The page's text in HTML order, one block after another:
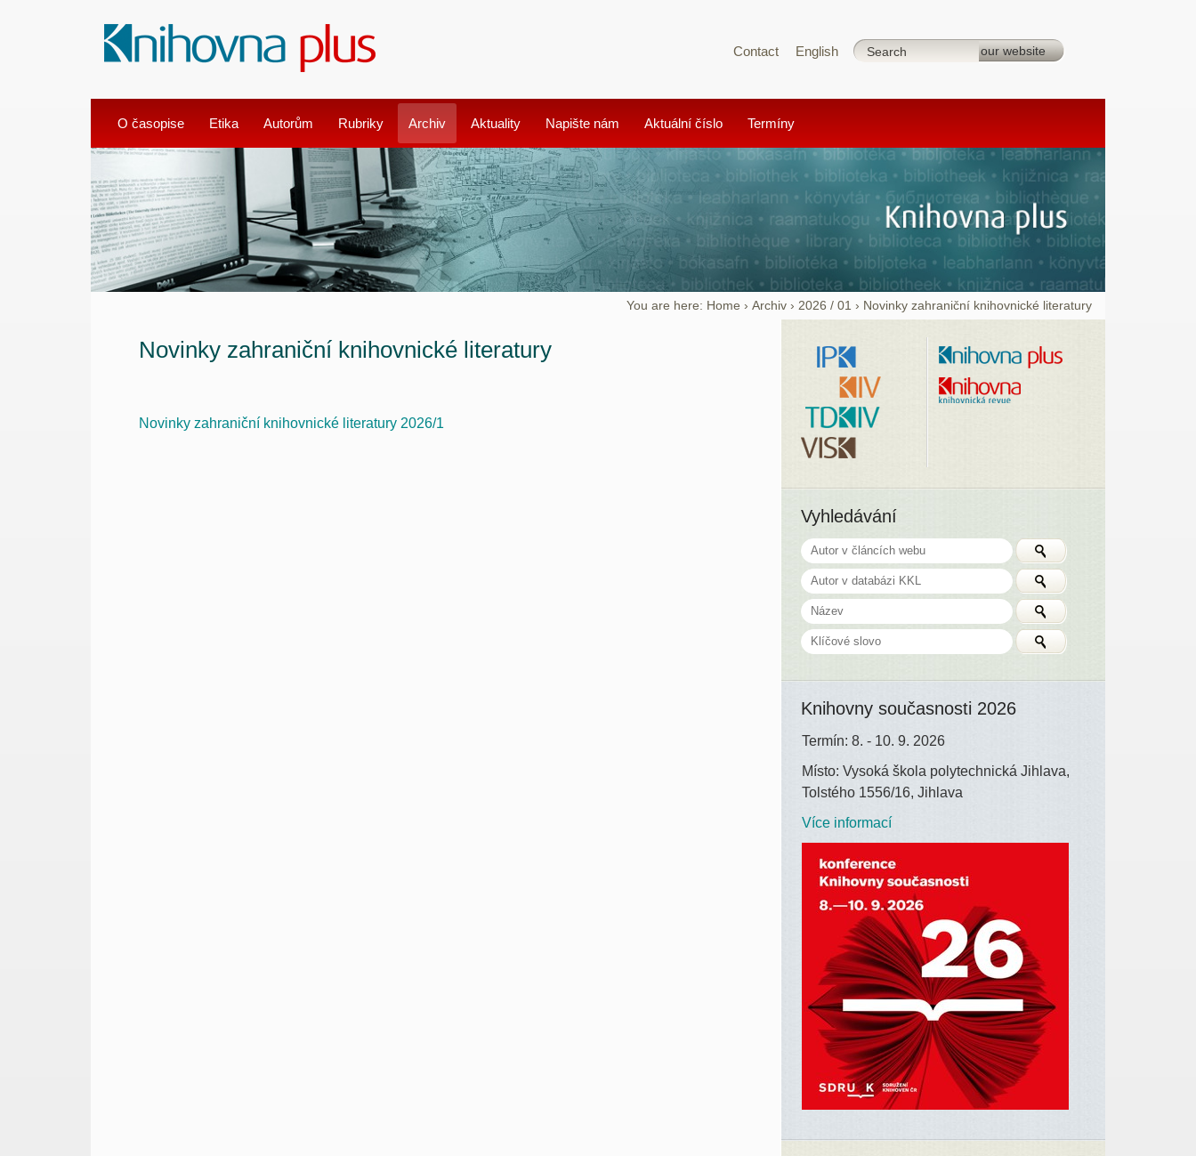
Contact English
O časopise Etika Autorům Rubriky Archiv Aktuality Napište nám Aktuální číslo Termíny
You are here: Home ›Archiv › 2026 / 01 › Novinky zahraniční knihovnické literatury
Novinky zahraniční knihovnické literatury
Novinky zahraniční knihovnické literatury 2026/1
Vyhledávání
Knihovny současnosti 2026
Termín: 8. - 10. 9. 2026
Místo: Vysoká škola polytechnická Jihlava,
Tolstého 1556/16, Jihlava
Více informací